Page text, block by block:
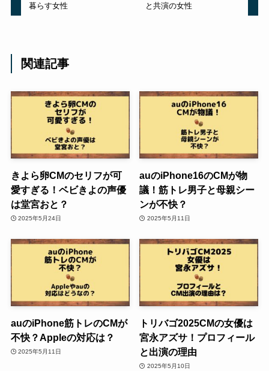
暮らす女性
と共演の女性
関連記事
きよら卵CMのセリフが可
愛すぎる！ベビきよの声優
は堂宮おと？
2025年5月24日
auのiPhone16のCMが物
議！筋トレ男子と母親シー
ンが不快？
2025年5月11日
auのiPhone筋トレのCMが
不快？Appleの対応は？
2025年5月11日
トリバゴ2025CMの女優は
宮永アズサ！プロフィール
と出演の理由
2025年5月10日